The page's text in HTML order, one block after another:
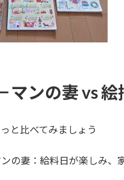
マンの妻 vs 絵
と比べてみましょう
の妻：給料日が楽しみ、